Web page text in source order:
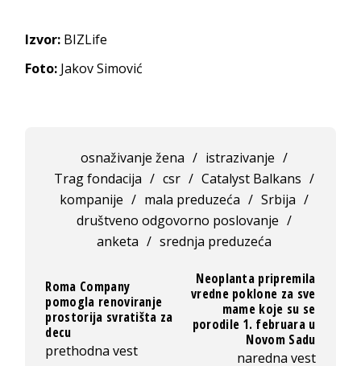
Izvor: BIZLife
Foto: Jakov Simović
osnaživanje žena / istrazivanje /
Trag fondacija / csr / Catalyst Balkans /
kompanije / mala preduzeća / Srbija /
društveno odgovorno poslovanje /
anketa / srednja preduzeća
Roma Company
pomogla renoviranje
prostorija svratišta za
decu
prethodna vest
Neoplanta pripremila
vredne poklone za sve
mame koje su se
porodile 1. februara u
Novom Sadu
naredna vest